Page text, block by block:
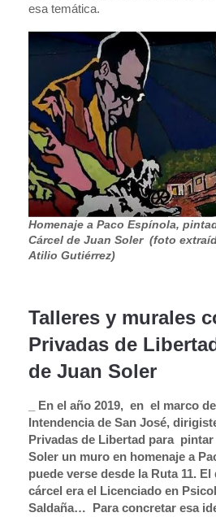
esa temática.
Homenaje a Paco Espínola,
Cárcel de Juan Soler (foto
Atilio Gutiérrez)
Talleres y murales
Privadas de
de Juan Soler
_ En el año 2019, en el marco
Intendencia de San José,
Privadas de Libertad para pintar
Soler un muro en homenaje a
puede verse desde la Ruta 11.
cárcel era el Licenciado en
Saldaña… Para concretar esa